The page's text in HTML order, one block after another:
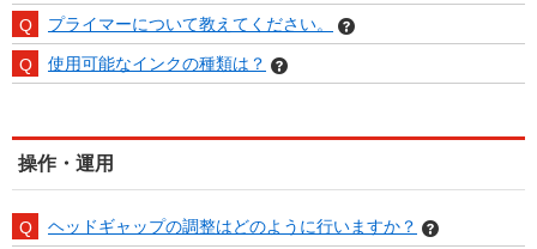
プライマーについて教えてください。
使用可能なインクの種類は？
操作・運用
ヘッドギャップの調整はどのように行いますか？